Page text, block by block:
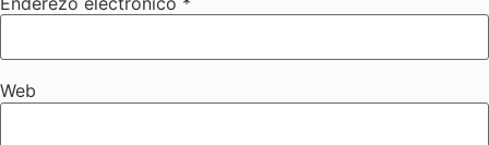
Web